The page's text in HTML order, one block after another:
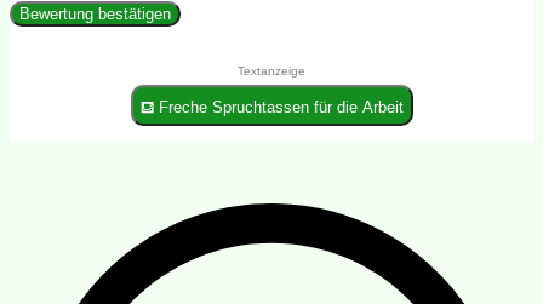
Bewertung bestätigen
Textanzeige
⛾ Freche Spruchtassen für die Arbeit